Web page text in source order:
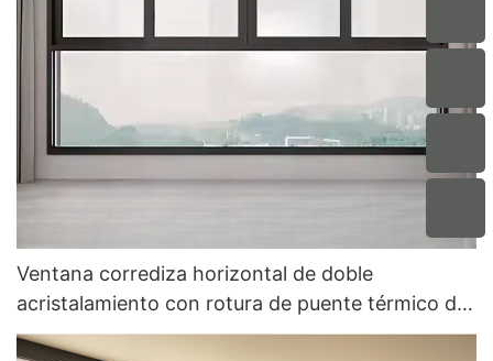
Ventana corrediza horizontal de doble
acristalamiento con rotura de puente térmico de
aluminio